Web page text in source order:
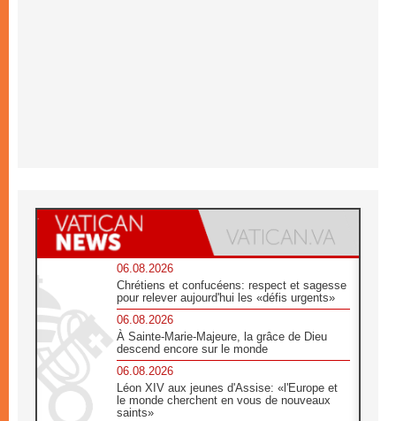
06.08.2026
Chrétiens et confucéens: respect et sagesse
pour relever aujourd'hui les «défis urgents»
06.08.2026
À Sainte-Marie-Majeure, la grâce de Dieu
descend encore sur le monde
06.08.2026
Léon XIV aux jeunes d'Assise: «l'Europe et
le monde cherchent en vous de nouveaux
saints»